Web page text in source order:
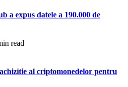
a expus datele a 190.000 de
read
al criptomonedelor pentru